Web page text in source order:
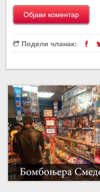
Подели чланак: